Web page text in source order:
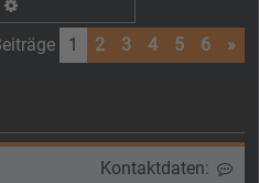
1 2 3 4 5 6 »
Kontaktdaten: